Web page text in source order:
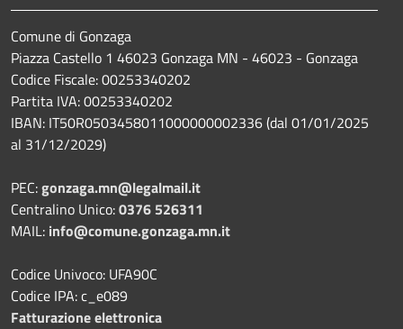
Comune di Gonzaga
Piazza Castello 1 46023 Gonzaga MN - 46023 - Gonzaga
Codice Fiscale: 00253340202
Partita IVA: 00253340202
IBAN: IT50R0503458011000000002336 (dal 01/01/2025
al 31/12/2029)
PEC:gonzaga.mn@legalmail.it
Centralino Unico:0376 526311
MAIL: info@comune.gonzaga.mn.it
Codice Univoco: UFA90C
Codice IPA: c_e089
Fatturazione elettronica